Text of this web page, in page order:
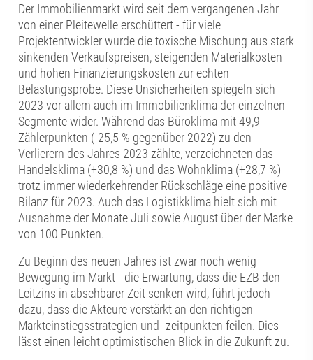
Der Immobilienmarkt wird seit dem vergangenen Jahr
von einer Pleitewelle erschüttert - für viele
Projektentwickler wurde die toxische Mischung aus stark
sinkenden Verkaufspreisen, steigenden Materialkosten
und hohen Finanzierungskosten zur echten
Belastungsprobe. Diese Unsicherheiten spiegeln sich
2023 vor allem auch im Immobilienklima der einzelnen
Segmente wider. Während das Büroklima mit 49,9
Zählerpunkten (-25,5 % gegenüber 2022) zu den
Verlierern des Jahres 2023 zählte, verzeichneten das
Handelsklima (+30,8 %) und das Wohnklima (+28,7 %)
trotz immer wiederkehrender Rückschläge eine positive
Bilanz für 2023. Auch das Logistikklima hielt sich mit
Ausnahme der Monate Juli sowie August über der Marke
von 100 Punkten.
Zu Beginn des neuen Jahres ist zwar noch wenig
Bewegung im Markt - die Erwartung, dass die EZB den
Leitzins in absehbarer Zeit senken wird, führt jedoch
dazu, dass die Akteure verstärkt an den richtigen
Markteinstiegsstrategien und -zeitpunkten feilen. Dies
lässt einen leicht optimistischen Blick in die Zukunft zu.